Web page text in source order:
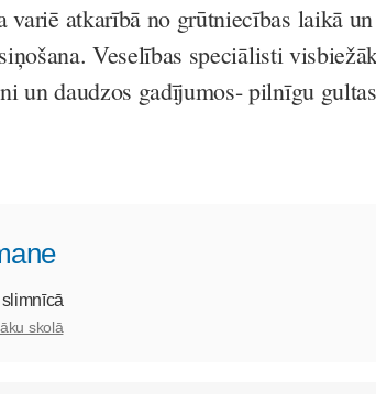
variē atkarībā no grūtniecības laikā un
Veselības speciālisti
un daudzos gadījumos- pilnīgu gultas
skolā